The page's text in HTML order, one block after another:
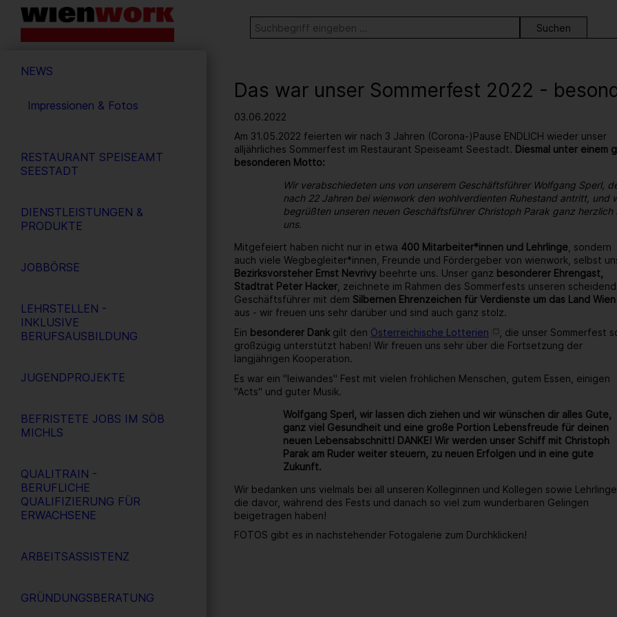
Barrierefreie
Bedienung
Webseite
Stichwortsuche
SUCHE
NEWS
Impressionen & Fotos
RESTAURANT SPEISEAMT
SEESTADT
DIENSTLEISTUNGEN &
PRODUKTE
JOBBÖRSE
LEHRSTELLEN -
INKLUSIVE
BERUFSAUSBILDUNG
JUGENDPROJEKTE
BEFRISTETE JOBS IM SÖB
MICHLS
QUALITRAIN -
BERUFLICHE
QUALIFIZIERUNG FÜR
ERWACHSENE
ARBEITSASSISTENZ
GRÜNDUNGSBERATUNG
Das war unser Sommerfest 2022 -
03.06.2022
Am 31.05.2022 feierten wir nach 3 Jahren (Corona-)Pause ENDLICH wieder unser
alljährliches Sommerfest im Restaurant Speiseamt Seestadt. Diesmal unter einem
besonderen Motto:
Wir verabschiedeten uns von unserem Geschäftsführer Wolfgang Sperl,
nach 22 Jahren bei wienwork den wohlverdienten Ruhestand antritt, und
begrüßten unseren neuen Geschäftsführer Christoph Parak ganz herzlich
uns.
Mitgefeiert haben nicht nur in etwa 400 Mitarbeiter*innen und Lehrlinge , sondern
auch viele Wegbegleiter*innen, Freunde und Fördergeber von wienwork, selbst
Bezirksvorsteher Ernst Nevrivy beehrte uns. Unser ganz besonderer Ehrengast,
Stadtrat Peter Hacker , zeichnete im Rahmen des Sommerfests unseren
Geschäftsführer mit dem Silbernen Ehrenzeichen für Verdienste um das Land Wien
aus - wir freuen uns sehr darüber und sind auch ganz stolz.
Ein besonderer Dank gilt den Österreichische Lotterien
, die unser Sommerfest
großzügig unterstützt haben! Wir freuen uns sehr über die Fortsetzung der
langjährigen Kooperation.
Es war ein "leiwandes" Fest mit vielen fröhlichen Menschen, gutem Essen, einigen
"Acts" und guter Musik.
Wolfgang Sperl, wir lassen dich ziehen und wir wünschen dir alles Gute,
ganz viel Gesundheit und eine große Portion Lebensfreude für deinen
neuen Lebensabschnitt! DANKE! Wir werden unser Schiff mit Christoph
Parak am Ruder weiter steuern, zu neuen Erfolgen und in eine gute
Zukunft.
Wir bedanken uns vielmals bei all unseren Kolleginnen und Kollegen sowie
die davor, während des Fests und danach so viel zum wunderbaren Gelingen
beigetragen haben!
FOTOS gibt es in nachstehender Fotogalerie zum Durchklicken!